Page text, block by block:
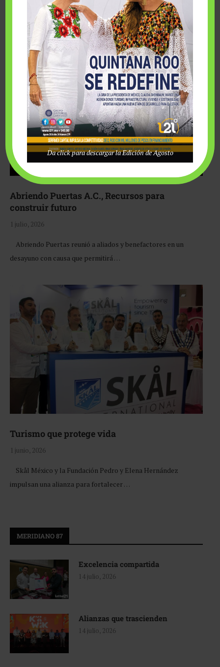
Fairmont Mayakoba y Make-A-Wish México unieron
esfuerzos para hacer realidad el deseo de una …
Abriendo Puertas A.C., Recursos para
construir futuro
1 julio, 2026
Abriendo Puertas reunió a aliados y benefactores en un
desayuno con causa que permitirá …
Turismo que protege vida
1 junio, 2026
Skål México y la Fundación Pedro y Elena Hernández
impulsan una alianza para fortalecer …
MERIDIANO 87
Excelencia compartida
14 julio, 2026
Alianzas que trascienden
14 julio, 2026
Da click para descargar la Edición de Agosto